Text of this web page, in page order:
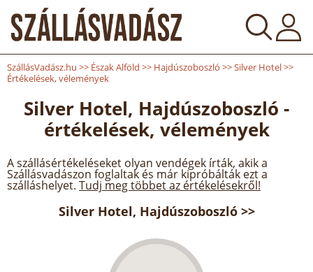
SzállásVadász.hu >> Észak Alföld >> Hajdúszoboszló >>Silver Hotel>>
Értékelések, vélemények
Silver Hotel, Hajdúszoboszló -
értékelések, vélemények
A szállásértékeléseket olyan vendégek írták, akik a
Szállásvadászon foglaltak és már kipróbálták ezt a
szálláshelyet. Tudj meg többet az értékelésekről!
Silver Hotel, Hajdúszoboszló >>